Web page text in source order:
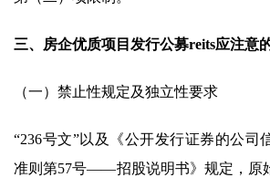
三、房企优质项目发行公募reits应注意
（一）禁止性规定及独立性要求
“236号文”以及《公开发行证券的公司
准则第57号——招股说明书》规定，原